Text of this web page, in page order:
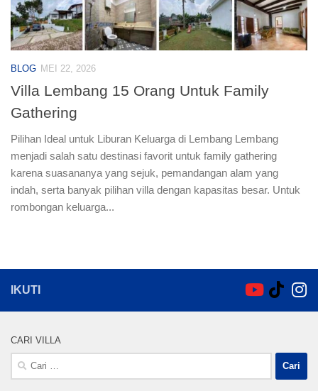
BLOG MEI 22, 2026
Villa Lembang 15 Orang Untuk Family
Gathering
Pilihan Ideal untuk Liburan Keluarga di Lembang Lembang
menjadi salah satu destinasi favorit untuk family gathering
karena suasananya yang sejuk, pemandangan alam yang
indah, serta banyak pilihan villa dengan kapasitas besar. Untuk
rombongan keluarga...
IKUTI
CARI VILLA
Cari